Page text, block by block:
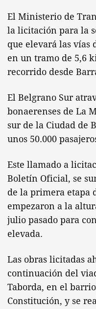
El Ministerio de
la licitación para la
que elevará las
en un tramo de 5,6
recorrido desde
El Belgrano Sur
bonaerenses de La
sur de la Ciudad de
unos 50.000
Este llamado a
Boletín Oficial, se
de la primera etapa
empezaron a la
julio pasado para
elevada.
Las obras licitadas
continuación del
Taborda, en el
Constitución, y se